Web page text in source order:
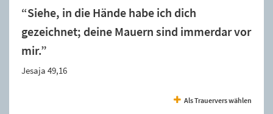
“Siehe, in die Hände habe ich dich
gezeichnet; deine Mauern sind immerdar vor
mir.”
Jesaja 49,16
Als Trauervers wählen